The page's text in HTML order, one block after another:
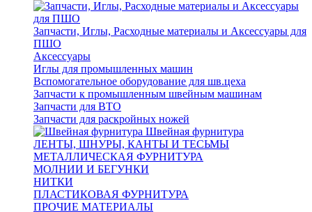
Запчасти, Иглы, Расходные материалы и Аксессуары для
ПШО
Аксессуары
Иглы для промышленных машин
Вспомогательное оборудование для шв.цеха
Запчасти к промышленным швейным машинам
Запчасти для ВТО
Запчасти для раскройных ножей
Швейная фурнитура
ЛЕНТЫ, ШНУРЫ, КАНТЫ И ТЕСЬМЫ
МЕТАЛЛИЧЕСКАЯ ФУРНИТУРА
МОЛНИИ И БЕГУНКИ
НИТКИ
ПЛАСТИКОВАЯ ФУРНИТУРА
ПРОЧИЕ МАТЕРИАЛЫ